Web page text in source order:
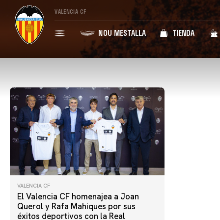
VALENCIA CF
NOU MESTALLA TIENDA
VALENCIA CF
El Valencia CF homenajea a Joan
Querol y Rafa Mahiques por sus
éxitos deportivos con la Real